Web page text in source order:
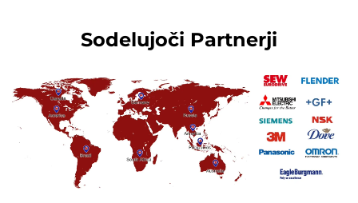
Sodelujoči Partnerji